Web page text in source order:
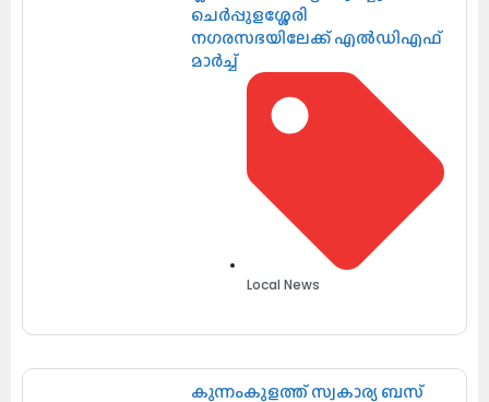
ചെർപ്പുളശ്ശേരി
നഗരസഭയിലേക്ക് എൽഡിഎഫ്
മാർച്ച്
Local News
കുന്നംകുളത്ത് സ്വകാര്യ ബസ്